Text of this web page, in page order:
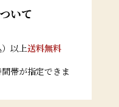
いて
以上送料無料
帯が指定できま